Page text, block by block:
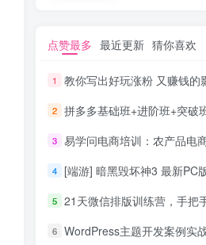
点赞最多 最近更新 猜你喜欢
1 教你写出好玩涨粉 又赚钱的
2 拼多多基础班+进阶班+突破
3 易学问电商培训：农产品电商策略，24小时淘宝网店赚钱速成班
4 [端游] 暗黑毁坏神3 最新PC
5 21天微信排版训练营，手把手教你0基础也能
6 WordPress主题开发案例实